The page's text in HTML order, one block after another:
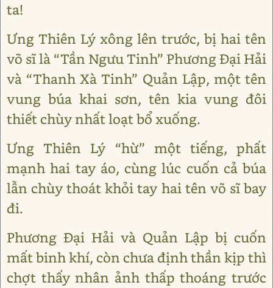
ta!
Ưng Thiên Lý xông lên trước, bị hai tên
võ sĩ là “Tần Ngưu Tinh” Phương Đại Hải
và “Thanh Xà Tinh” Quản Lập, một tên
vung búa khai sơn, tên kia vung đôi
thiết chùy nhất loạt bổ xuống.
Ưng Thiên Lý “hừ” một tiếng, phất
mạnh hai tay áo, cùng lúc cuốn cả búa
lẫn chùy thoát khỏi tay hai tên võ sĩ bay
đi.
Phương Đại Hải và Quản Lập bị cuốn
mất binh khí, còn chưa định thần kịp thì
chợt thấy nhân ảnh thấp thoáng trước